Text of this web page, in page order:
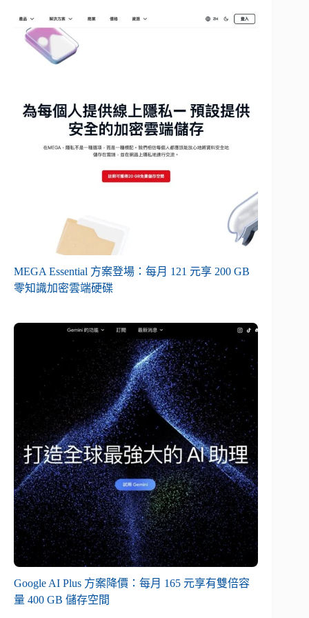
MEGA Essential 方案登場：每月 121 元享 200 GB
零知識加密雲端硬碟
Google AI Plus 方案降價：每月 165 元享有雙倍容
量 400 GB 儲存空間